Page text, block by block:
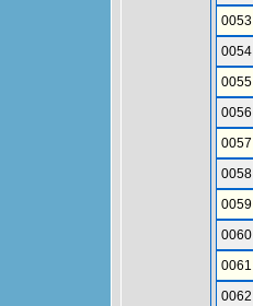
0053
0054
0055
0056
0057
0058
0059
0060
0061
0062